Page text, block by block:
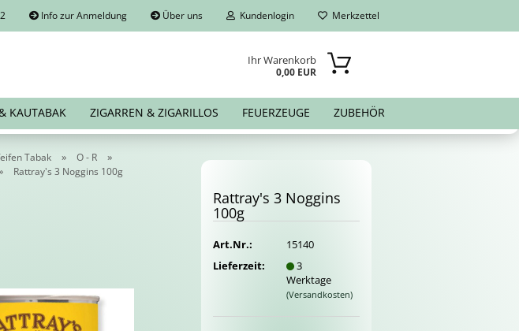
Info zur Anmeldung Über uns Kundenlogin Merkzettel
Ihr Warenkorb
0,00 EUR
KAUTABAK ZIGARREN & ZIGARILLOS FEUERZEUGE ZUBEHÖR
Tabak » O - R »
Rattray's 3 Noggins 100g
Rat­tray's 3 Nog­gins
100g
Art.Nr.:
15140
Lieferzeit:
3
Werktage
(Versandkosten)